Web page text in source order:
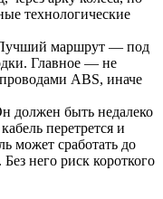
технологические
маршрут — под
Главное — не
ABS, иначе
должен быть недалеко
перетрется и
может сработать до
него риск короткого